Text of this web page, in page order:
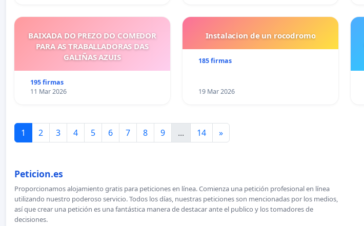
BAIXADA DO PREZO DO COMEDOR
PARA AS TRABALLADORAS DAS
GALIÑAS AZUIS
195 firmas
11 Mar 2026
Instalacion de un rocodromo
185 firmas
19 Mar 2026
1 2 3 4 5 6 7 8 9 ... 14 »
Peticion.es
Proporcionamos alojamiento gratis para peticiones en línea. Comienza una petición profesional en línea
utilizando nuestro poderoso servicio. Todos los días, nuestras peticiones son mencionadas por los medios,
así que crear una petición es una fantástica manera de destacar ante el publico y los tomadores de
decisiones.